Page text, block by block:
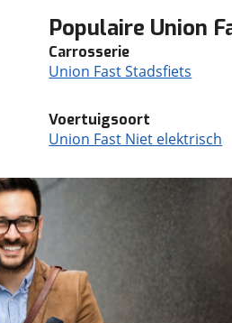
Populaire Union
Carrosserie
Union Fast Stadsfiets
Voertuigsoort
Union Fast Niet elektrisch